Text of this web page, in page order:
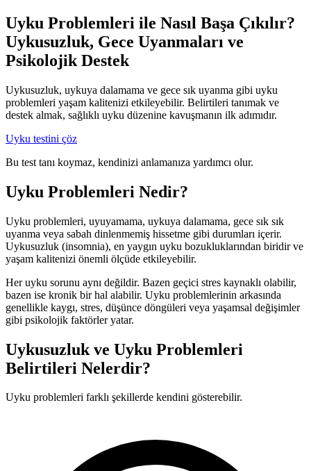
Uyku Problemleri ile Nasıl Başa Çıkılır?
Uykusuzluk, Gece Uyanmaları ve
Psikolojik Destek
Uykusuzluk, uykuya dalamama ve gece sık uyanma gibi uyku
problemleri yaşam kalitenizi etkileyebilir. Belirtileri tanımak ve
destek almak, sağlıklı uyku düzenine kavuşmanın ilk adımıdır.
Uyku testini çöz
Bu test tanı koymaz, kendinizi anlamanıza yardımcı olur.
Uyku Problemleri Nedir?
Uyku problemleri, uyuyamama, uykuya dalamama, gece sık sık
uyanma veya sabah dinlenmemiş hissetme gibi durumları içerir.
Uykusuzluk (insomnia), en yaygın uyku bozukluklarından biridir ve
yaşam kalitenizi önemli ölçüde etkileyebilir.
Her uyku sorunu aynı değildir. Bazen geçici stres kaynaklı olabilir,
bazen ise kronik bir hal alabilir. Uyku problemlerinin arkasında
genellikle kaygı, stres, düşünce döngüleri veya yaşamsal değişimler
gibi psikolojik faktörler yatar.
Uykusuzluk ve Uyku Problemleri
Belirtileri Nelerdir?
Uyku problemleri farklı şekillerde kendini gösterebilir.